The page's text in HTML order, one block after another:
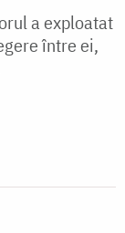
a exploatat
între ei,